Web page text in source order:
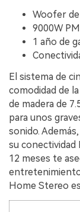
Woofer de
9000W
1 año de
El sistema de
comodidad de
de madera de
para unos
sonido.
su conectividad
12 meses te
Home Stereo